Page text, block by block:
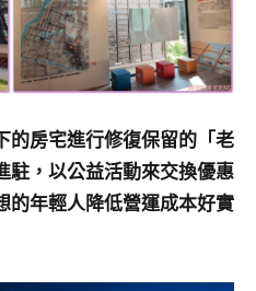
的房宅進行修復保留的「老
駐，以公益活動來交換優惠
的年輕人降低營運成本好實